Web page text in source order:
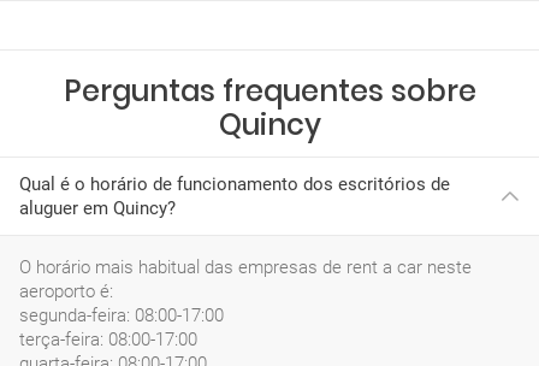
Perguntas frequentes sobre
Quincy
Qual é o horário de funcionamento dos escritórios de
aluguer em Quincy?
O horário mais habitual das empresas de rent a car neste
aeroporto é:
segunda-feira: 08:00-17:00
terça-feira: 08:00-17:00